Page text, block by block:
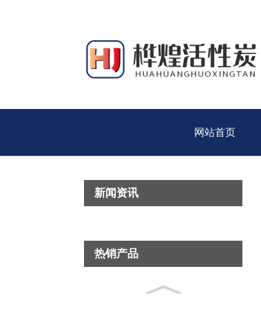
网站首页
新闻资讯
热销产品